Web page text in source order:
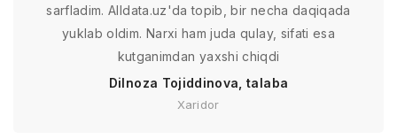
sarfladim. Alldata.uz'da topib, bir necha daqiqada
yuklab oldim. Narxi ham juda qulay, sifati esa
kutganimdan yaxshi chiqdi
Dilnoza Tojiddinova, talaba
Xaridor